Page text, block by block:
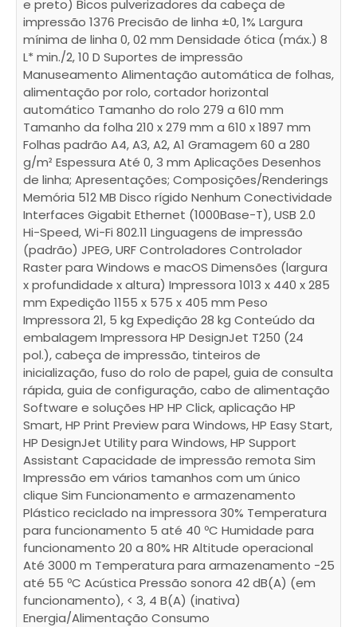
e preto) Bicos pulverizadores da cabeça de
impressão 1376 Precisão de linha ±0, 1% Largura
mínima de linha 0, 02 mm Densidade ótica (máx.) 8
L* min./2, 10 D Suportes de impressão
Manuseamento Alimentação automática de folhas,
alimentação por rolo, cortador horizontal
automático Tamanho do rolo 279 a 610 mm
Tamanho da folha 210 x 279 mm a 610 x 1897 mm
Folhas padrão A4, A3, A2, A1 Gramagem 60 a 280
g/m² Espessura Até 0, 3 mm Aplicações Desenhos
de linha; Apresentações; Composições/Renderings
Memória 512 MB Disco rígido Nenhum Conectividade
Interfaces Gigabit Ethernet (1000Base-T), USB 2.0
Hi-Speed, Wi-Fi 802.11 Linguagens de impressão
(padrão) JPEG, URF Controladores Controlador
Raster para Windows e macOS Dimensões (largura
x profundidade x altura) Impressora 1013 x 440 x 285
mm Expedição 1155 x 575 x 405 mm Peso
Impressora 21, 5 kg Expedição 28 kg Conteúdo da
embalagem Impressora HP DesignJet T250 (24
pol.), cabeça de impressão, tinteiros de
inicialização, fuso do rolo de papel, guia de consulta
rápida, guia de configuração, cabo de alimentação
Software e soluções HP HP Click, aplicação HP
Smart, HP Print Preview para Windows, HP Easy Start,
HP DesignJet Utility para Windows, HP Support
Assistant Capacidade de impressão remota Sim
Impressão em vários tamanhos com um único
clique Sim Funcionamento e armazenamento
Plástico reciclado na impressora 30% Temperatura
para funcionamento 5 até 40 ºC Humidade para
funcionamento 20 a 80% HR Altitude operacional
Até 3000 m Temperatura para armazenamento -25
até 55 ºC Acústica Pressão sonora 42 dB(A) (em
funcionamento), < 3, 4 B(A) (inativa)
Energia/Alimentação Consumo
a solução exata para as suas necessidades.
QUERO SER CONTACTADO!